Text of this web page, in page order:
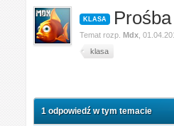
KLASA
Temat rozp.Mdx ,
klasa
1 odpowiedź w tym temacie